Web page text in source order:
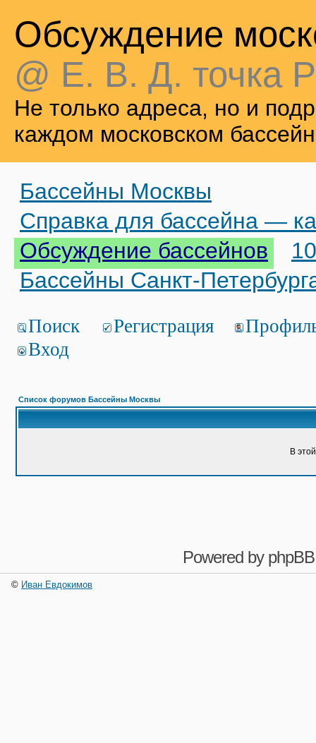
Обсуждение
@ Е. В. Д. точка
Не только адреса, но и
каждом московском
Бассейны Москвы
Справка для бассейна —
Обсуждение бассейнов
Бассейны Санкт-
Поиск Регистрация
Вход
Список форумов Бассейны Москвы
В
Powered by phpBB
© Иван Евдокимов